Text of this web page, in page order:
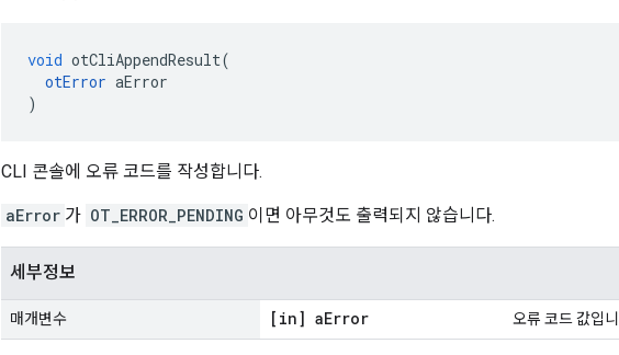
void otCliAppendResult(
otError aError
)
CLI 콘솔에 오류 코드를 작성합니다.
aError 가 OT_ERROR_PENDING 이면 아무것도 출력되지 않습니다.
세부정보
매개변수 [in] aError 오류 코드 값입니